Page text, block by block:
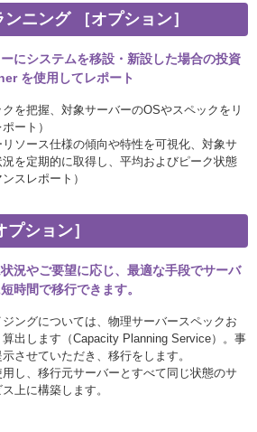
ニング ［オプション］
にシステムを移設・新設した場合の投資
を使用してレポート
を把握、対象サーバーのOSやスペックをリ
ート）
ソース仕様の傾向や特性を可視化、対象サ
を定期的に取得し、平均およびピーク状態
スレポート）
ション］
況やご要望に応じ、最適な手段でサーバ
時間で移行できます。
ングについては、物理サーバースペックお
出します（Capacity Planning Service）。事
させていただき、移行をします。
し、移行元サーバーとすべて同じ状態のサ
上に構築します。